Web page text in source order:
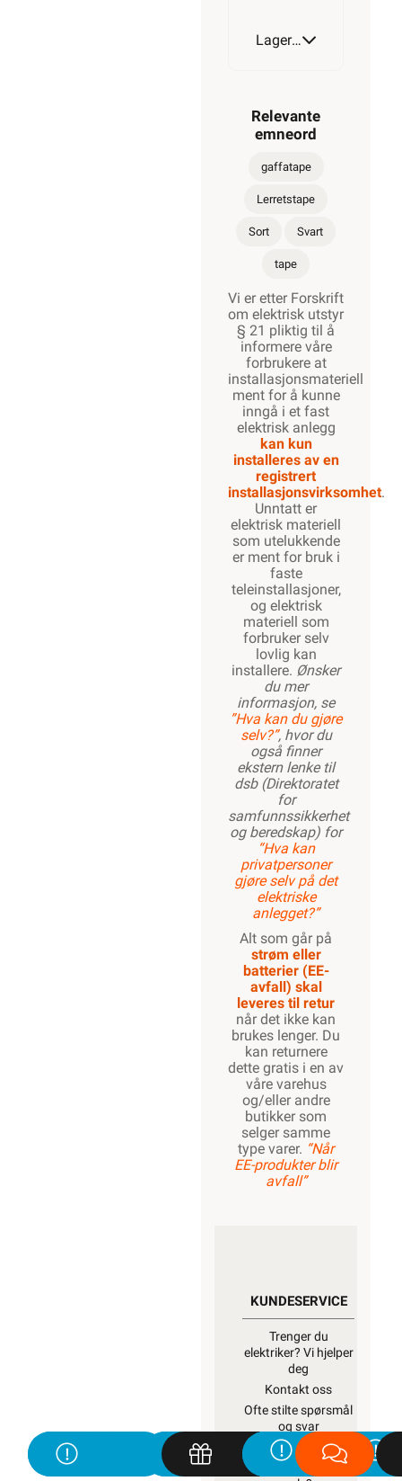
Lagerstatus
Relevante
emneord
gaffatape
Lerretstape
Sort Svart
tape
Vi er etter Forskrift
om elektrisk utstyr
§ 21 pliktig til å
informere våre
forbrukere at
installasjonsmateriell
ment for å kunne
inngå i et fast
elektrisk anlegg
kan kun
installeres av en
registrert
installasjonsvirksomhet.
Unntatt er
elektrisk materiell
som utelukkende
er ment for bruk i
faste
teleinstallasjoner,
og elektrisk
materiell som
forbruker selv
lovlig kan
installere. Ønsker
du mer
informasjon, se
”Hva kan du gjøre
selv?”, hvor du
også finner
ekstern lenke til
dsb (Direktoratet
for
samfunnssikkerhet
og beredskap) for
“Hva kan
privatpersoner
gjøre selv på det
elektriske
anlegget?”
Alt som går på
strøm eller
batterier (EE-
avfall) skal
leveres til retur
når det ikke kan
brukes lenger. Du
kan returnere
dette gratis i en av
våre varehus
og/eller andre
butikker som
selger samme
type varer. “Når
EE-produkter blir
avfall”
KUNDESERVICE
Trenger du
elektriker? Vi hjelper
deg
Kontakt oss
Ofte stilte spørsmål
og svar
Finn butikk
Hva kan du gjøre